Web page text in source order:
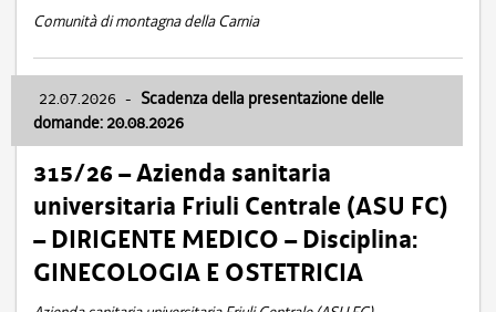
Comunità di montagna della Carnia
22.07.2026 - Scadenza della presentazione delle
domande: 20.08.2026
315/26 – Azienda sanitaria
universitaria Friuli Centrale (ASU FC)
– DIRIGENTE MEDICO – Disciplina:
GINECOLOGIA E OSTETRICIA